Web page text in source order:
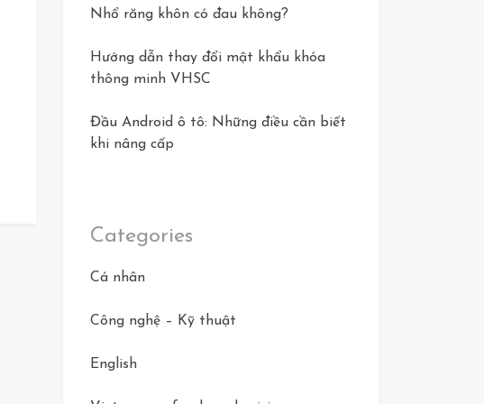
Nhổ răng khôn có đau không?
Hướng dẫn thay đổi mật khẩu khóa
thông minh VHSC
Đầu Android ô tô: Những điều cần biết
khi nâng cấp
Categories
Cá nhân
Công nghệ – Kỹ thuật
English